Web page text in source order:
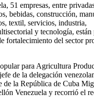
51 empresas, entre
bebidas, construcción,
textil, servicios, industria,
y tecnología, están
fortalecimiento del sector
para Agricultura
de la delegación
de la República de Cuba
Venezuela y recorrió el